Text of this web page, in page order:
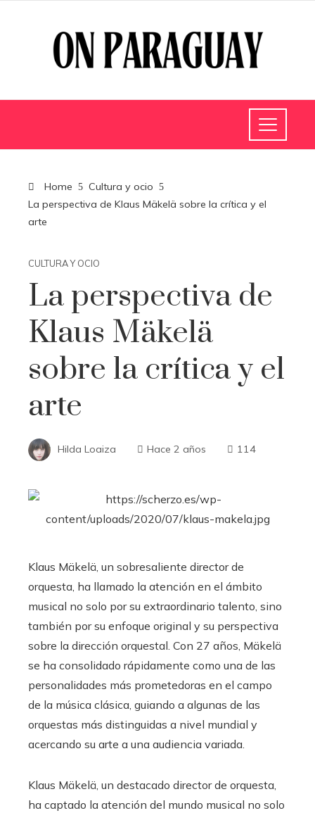
Home
Cultura y ocio
La perspectiva de Klaus Mäkelä sobre la crítica y el
arte
CULTURA Y OCIO
La perspectiva de
Klaus Mäkelä
sobre la crítica y el
arte
Hilda Loaiza Hace 2 años 114
Klaus Mäkelä, un sobresaliente director de
orquesta, ha llamado la atención en el ámbito
musical no solo por su extraordinario talento, sino
también por su enfoque original y su perspectiva
sobre la dirección orquestal. Con 27 años, Mäkelä
se ha consolidado rápidamente como una de las
personalidades más prometedoras en el campo
de la música clásica, guiando a algunas de las
orquestas más distinguidas a nivel mundial y
acercando su arte a una audiencia variada.
Klaus Mäkelä, un destacado director de orquesta,
ha captado la atención del mundo musical no solo